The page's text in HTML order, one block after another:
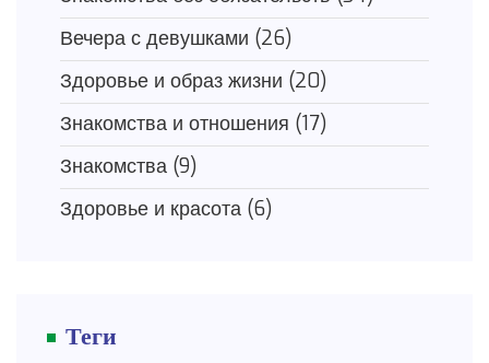
Вечера с девушками (26)
Здоровье и образ жизни (20)
Знакомства и отношения (17)
Знакомства (9)
Здоровье и красота (6)
Теги